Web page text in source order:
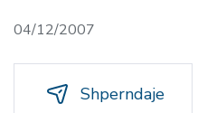
04/12/2007
Shperndaje